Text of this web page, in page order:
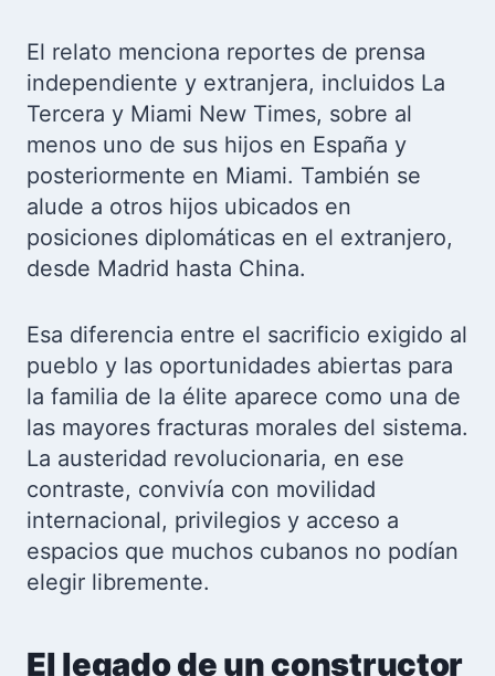
El relato menciona reportes de prensa
independiente y extranjera, incluidos La
Tercera y Miami New Times, sobre al
menos uno de sus hijos en España y
posteriormente en Miami. También se
alude a otros hijos ubicados en
posiciones diplomáticas en el extranjero,
desde Madrid hasta China.
Esa diferencia entre el sacrificio exigido al
pueblo y las oportunidades abiertas para
la familia de la élite aparece como una de
las mayores fracturas morales del sistema.
La austeridad revolucionaria, en ese
contraste, convivía con movilidad
internacional, privilegios y acceso a
espacios que muchos cubanos no podían
elegir libremente.
El legado de un constructor